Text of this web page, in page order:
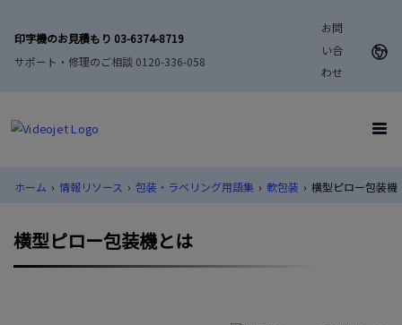
印字機のお見積もり 03-6374-8719
サポート・修理のご相談 0120-336-058
お問
い合
わせ
ホーム › 情報リソース › 包装・ラベリング用語集 › 軟包装 › 横型ピロー包装機
横型ピロー包装機とは